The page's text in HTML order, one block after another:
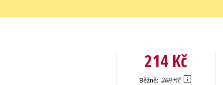
214 Kč
Běžně 268 Kč